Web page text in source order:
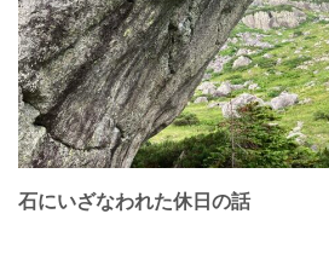
石にいざなわれた休日の話